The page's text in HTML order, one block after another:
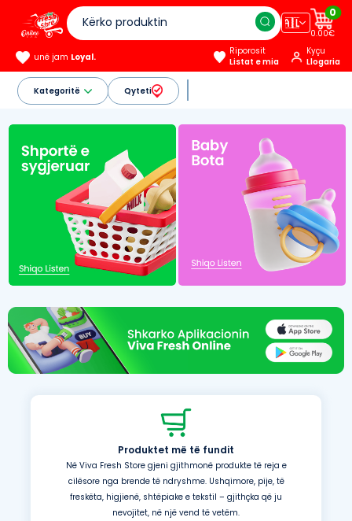
🇦🇱
0
0.00€
unë jam Loyal.
Riporosit
Listat e mia
Kyçu
Llogaria
Kategoritë Qyteti
Produktet më të fundit
Në Viva Fresh Store gjeni gjithmonë produkte të reja e
cilësore nga brende të ndryshme. Ushqimore, pije, të
freskëta, higjienë, shtëpiake e tekstil – gjithçka që ju
nevojitet, në një vend të vetëm.